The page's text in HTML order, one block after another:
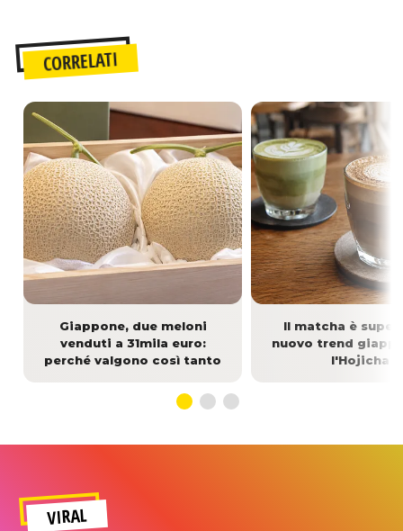
CORRELATI
Giappone, due meloni
venduti a 31mila euro:
perché valgono così tanto
Il matcha è
nuovo trend
l'Hojicha
VIRAL